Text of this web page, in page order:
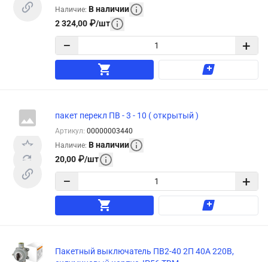
Наличие: В наличии
2 324,00 ₽/шт
− +
пакет перекл ПВ - 3 - 10 ( открытый )
Артикул: 00000003440
Наличие: В наличии
20,00 ₽/шт
− +
Пакетный выключатель ПВ2-40 2П 40А 220В,